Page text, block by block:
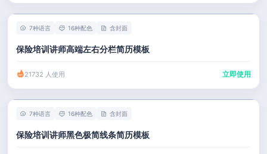
7种语言 16种配色 含封面
保险培训讲师高端左右分栏简历模板
21732 人使用 立即使用
7种语言 16种配色 含封面
保险培训讲师黑色极简线条简历模板